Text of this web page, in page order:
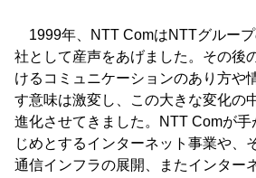
1999年、NTT ComはNTTグルー
社として産声をあげました。その後
けるコミュニケーションのあり方や
す意味は激変し、この大きな変化の
進化させてきました。NTT Comが
じめとするインターネット事業や、
通信インフラの展開、またインター